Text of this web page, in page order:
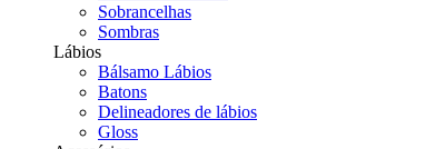
Sobrancelhas
Sombras
Lábios
Bálsamo Lábios
Batons
Delineadores de lábios
Gloss